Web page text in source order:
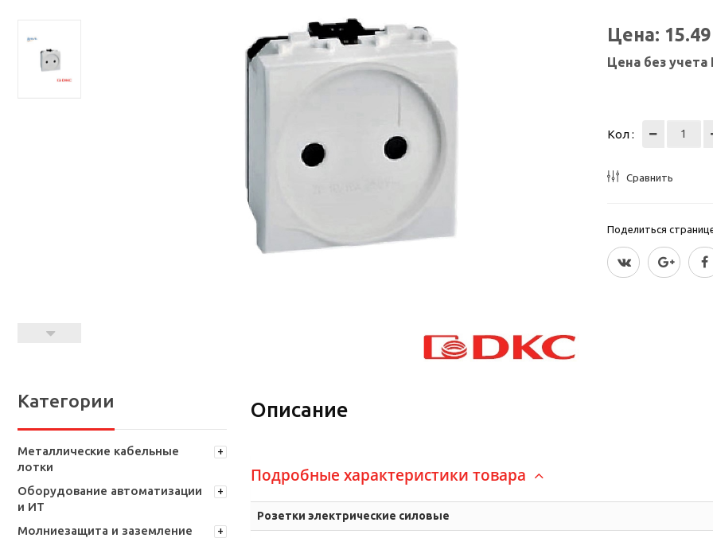
Цена: 15.49
Цена без
Кол :
Сравнить
Поделиться
Категории
Металлические кабельные
лотки
Оборудование автоматизации
и ИТ
Молниезащита и заземление
Описание
Подробные характеристики товара
Розетки электрические силовые